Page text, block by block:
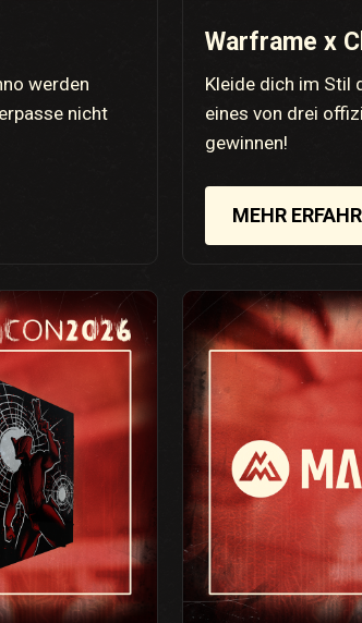
werden
nicht
Warframe x
Kleide dich im Stil
eines von drei
gewinnen!
MEHR